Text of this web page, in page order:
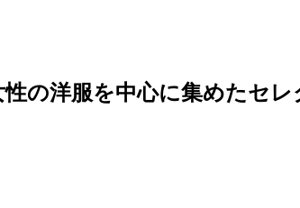
の洋服を中心に集めたセ